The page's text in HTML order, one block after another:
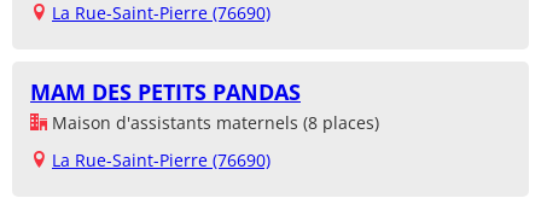
La Rue-Saint-Pierre (76690)
MAM DES PETITS PANDAS
Maison d'assistants maternels (8 places)
La Rue-Saint-Pierre (76690)